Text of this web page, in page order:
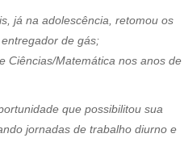
já na adolescência, retomou os
de gás;
Ciências/Matemática nos anos de
que possibilitou sua
jornadas de trabalho diurno e